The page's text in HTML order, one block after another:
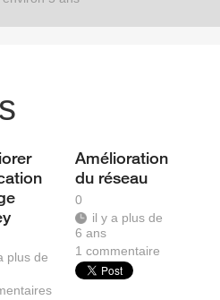
plus de
Amélioration
du réseau
0
il y a plus de
6 ans
1commentaire